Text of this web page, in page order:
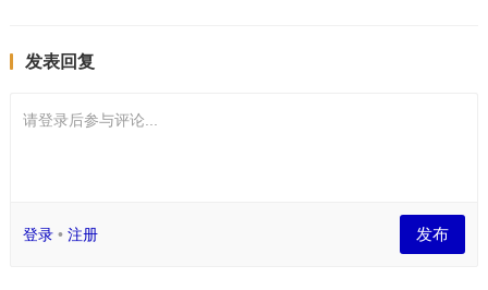
发表回复
请登录后参与评论...
登录• 注册 发布